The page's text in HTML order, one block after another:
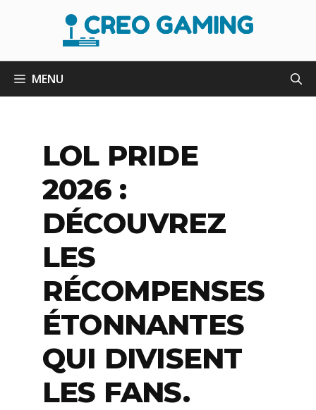
MENU
LOL PRIDE
2026 :
DÉCOUVREZ
LES
RÉCOMPENSES
ÉTONNANTES
QUI DIVISENT
LES FANS.